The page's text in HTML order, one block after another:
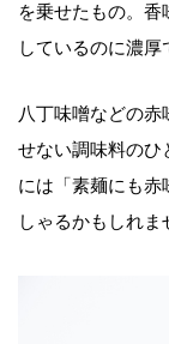
を乗せたもの。香
しているのに濃厚
八丁味噌などの
せない調味料のひ
には「素麺にも赤
しゃるかもしれま